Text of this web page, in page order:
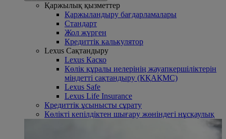
Қаржылық қызметтер
Қаржыландыру бағдарламалары
Стандарт
Жол жүрген
Кредиттік калькулятор
Lexus Сақтандыру
Lexus Каско
Көлік құралы иелерінің жауапкершіліктерін
міндетті сақтандыру (КҚАҚМС)
Lexus Safe
Lexus Life Insurance
Кредиттік ұсынысты сұрату
Көлікті кепілдіктен шығару жөніндегі нұсқаулық